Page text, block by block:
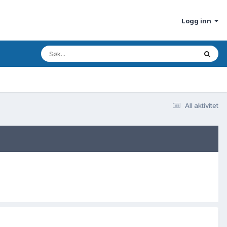
Logg inn
All aktivitet